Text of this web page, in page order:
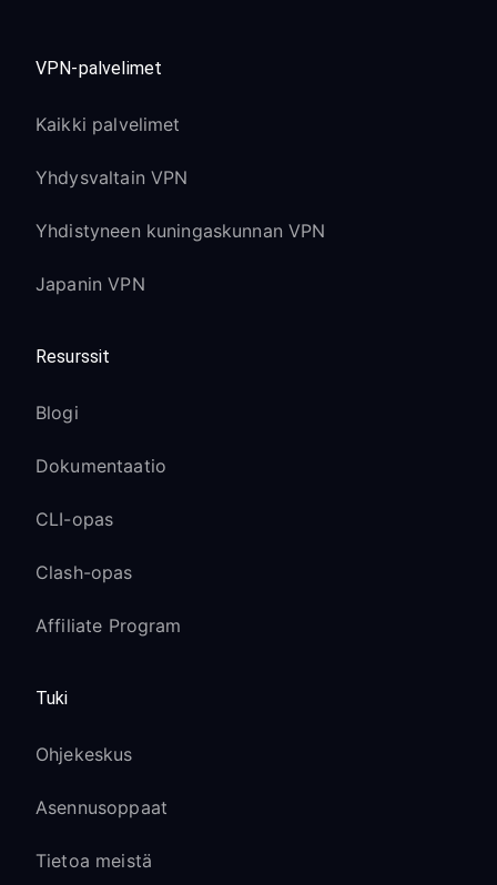
VPN-palvelimet
Kaikki palvelimet
Yhdysvaltain VPN
Yhdistyneen kuningaskunnan VPN
Japanin VPN
Resurssit
Blogi
Dokumentaatio
CLI-opas
Clash-opas
Affiliate Program
Tuki
Ohjekeskus
Asennusoppaat
Tietoa meistä